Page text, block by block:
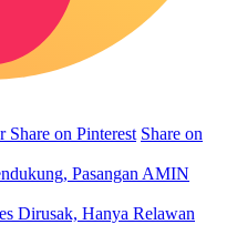
Share on Pinterest Share on
Pasangan AMIN
Dirusak, Hanya Relawan